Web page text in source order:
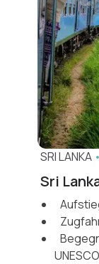
SRI LANKA •
Sri